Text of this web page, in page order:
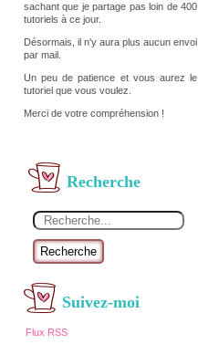
sachant que je partage pas loin de 400
tutoriels à ce jour.
Désormais, il n'y aura plus aucun envoi
par mail.
Un peu de patience et vous aurez le
tutoriel que vous voulez.
Merci de votre compréhension !
Recherche
Recherche
Suivez-moi
Flux RSS